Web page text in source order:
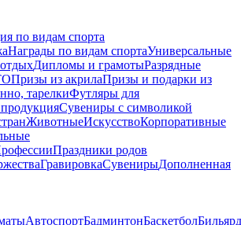
по видам спорта
Награды по видам спортаУниверсальные
Дипломы и грамотыРазрядные
Призы из акрилаПризы и подарки из
тарелкиФутляры для
Сувениры с символикой
ЖивотныеИскусствоКорпоративные
Праздники родов
ГравировкаСувенирыДополненная
АвтоспортБадминтонБаскетболБильярд